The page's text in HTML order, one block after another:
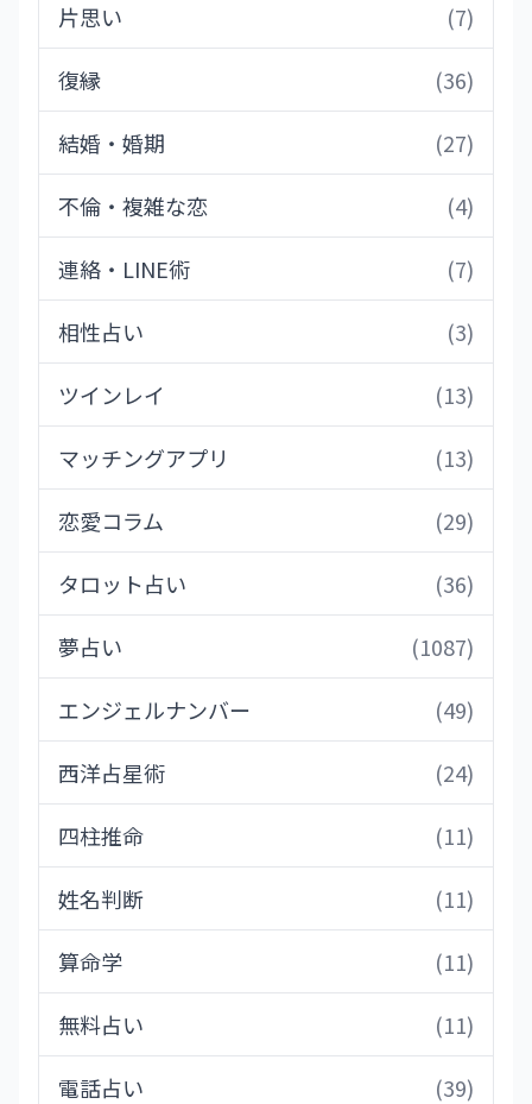
片思い (7)
復縁 (36)
結婚・婚期 (27)
不倫・複雑な恋 (4)
連絡・LINE術 (7)
相性占い (3)
ツインレイ (13)
マッチングアプリ (13)
恋愛コラム (29)
タロット占い (36)
夢占い (1087)
エンジェルナンバー (49)
西洋占星術 (24)
四柱推命 (11)
姓名判断 (11)
算命学 (11)
無料占い (11)
電話占い (39)